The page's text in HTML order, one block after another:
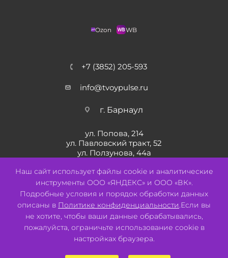
Ozon WB
+7 (3852) 205-593
info@tvoypulse.ru
г. Барнаул
ул. Попова, 214
ул. Павловский тракт, 52
ул. Ползунова, 44а
Наш сайт использует файлы cookie и аналитические
инструменты ООО «ЯНДЕКС» и ООО «ВК».
Подробные условия и порядок обработки данных
описаны в Политике конфиденциальности.Если вы
не хотите, чтобы ваши данные обрабатывались,
пожалуйста, ограничьте использование cookie в
настройках браузера.